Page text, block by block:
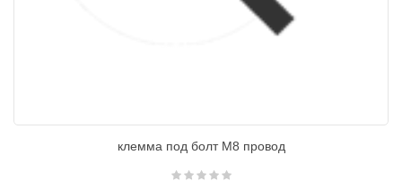
клемма под болт М8 провод